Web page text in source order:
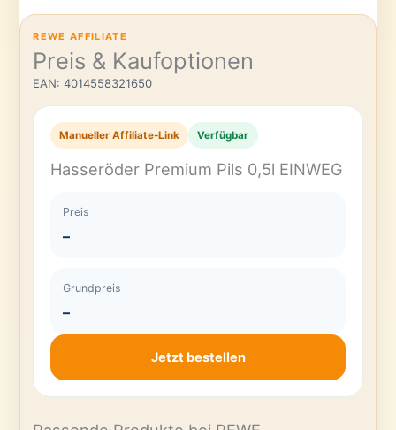
REWE AFFILIATE
Preis & Kaufoptionen
EAN: 4014558321650
Manueller Affiliate-Link Verfügbar
Hasseröder Premium Pils 0,5l EINWEG
Preis
–
Grundpreis
–
Jetzt bestellen